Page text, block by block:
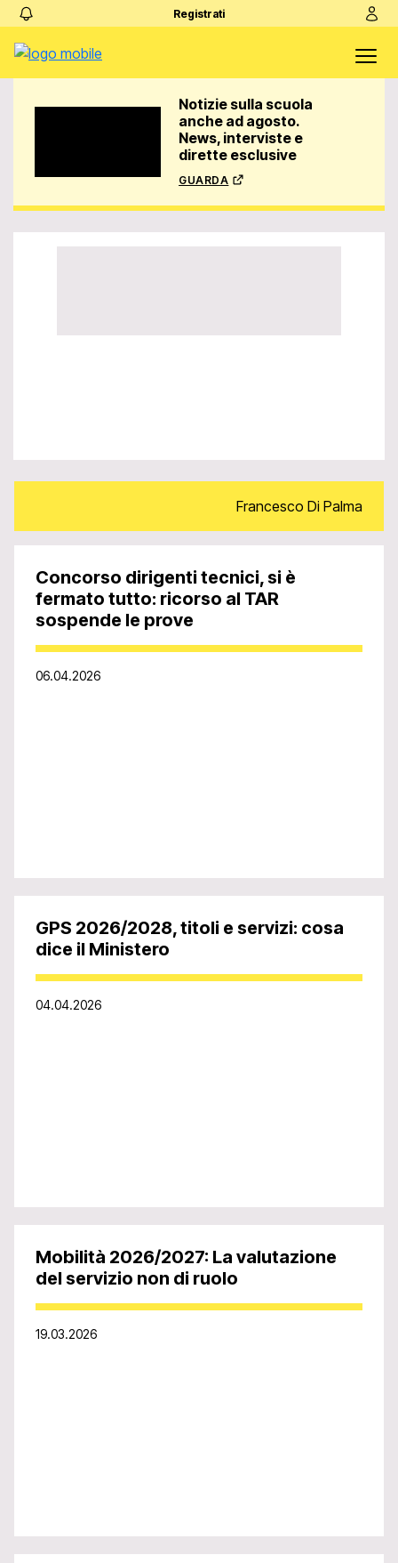
Registrati
Notizie sulla scuola
anche ad agosto.
News, interviste e
dirette esclusive
guarda
Francesco Di Palma
Concorso dirigenti tecnici, si è
fermato tutto: ricorso al TAR
sospende le prove
06.04.2026
GPS 2026/2028, titoli e servizi: cosa
dice il Ministero
04.04.2026
Mobilità 2026/2027: La valutazione
del servizio non di ruolo
19.03.2026